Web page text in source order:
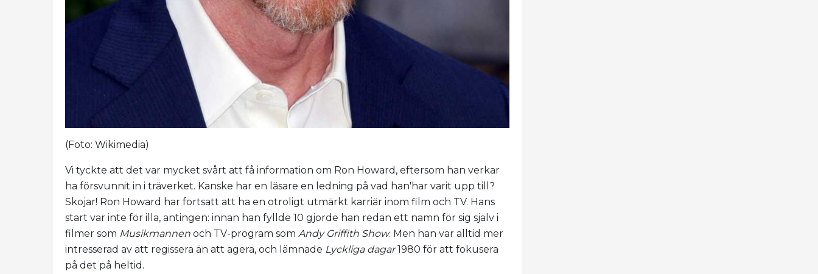
(Foto: Wikimedia)
Vi tyckte att det var mycket svårt att få information om Ron Howard, eftersom han verkar
ha försvunnit in i träverket. Kanske har en läsare en ledning på vad han'har varit upp till?
Skojar! Ron Howard har fortsatt att ha en otroligt utmärkt karriär inom film och TV. Hans
start var inte för illa, antingen: innan han fyllde 10 gjorde han redan ett namn för sig själv i
filmer som Musikmannen och TV-program som Andy Griffith Show. Men han var alltid mer
intresserad av att regissera än att agera, och lämnade Lyckliga dagar1980 för att fokusera
på det på heltid.